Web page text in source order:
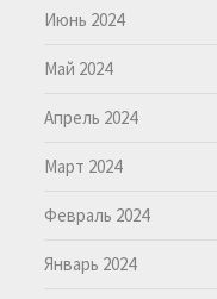
Июнь 2024
Май 2024
Апрель 2024
Март 2024
Февраль 2024
Январь 2024